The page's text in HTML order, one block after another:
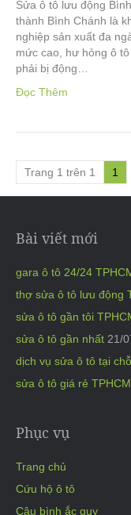
Sửa ô tô lưu động
thành Bình Chánh là
nghiệp sản xuất đa
mức cao, hư hỏng ô
phải bị động…
Đọc Thêm
Trang 1 trên 1 1
Bài viết mới
gara ô tô 24/24
thợ sửa ô tô lưu động
sửa ô tô gần tôi
sửa ô tô gần nhất 21/
dịch vụ sửa ô tô tại chỗ
sửa ô tô giá rẻ TPHCM
Phục vụ
Trang chủ
Cứu hộ ô tô
Câu bình ắc quy